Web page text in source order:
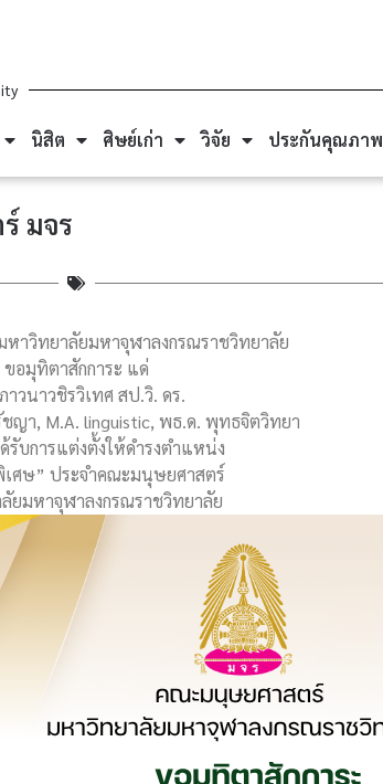
นิสิต ศิษย์เก่า วิจัย ประกันคุณภาพ
มจร
าวิทยาลัยมหาจุฬาลงกรณราชวิทยาลัย
ขอมุทิตาสักการะ แด่
าวนาวชิรวิเทศ สป.วิ. ดร.
ญา, M.A. linguistic, พธ.ด. พุทธจิตวิทยา
รับการแต่งตั้งให้ดำรงตำแหน่ง
เศษ” ประจำคณะมนุษยศาสตร์
ยมหาจุฬาลงกรณราชวิทยาลัย